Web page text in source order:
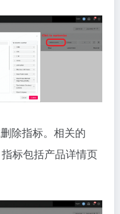
除指标。相关的
指标包括产品详情页